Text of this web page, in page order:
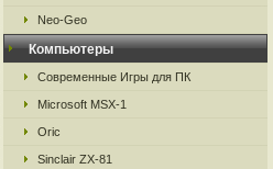
Neo-Geo
Компьютеры
Современные Игры для ПК
Microsoft MSX-1
Oric
Sinclair ZX-81